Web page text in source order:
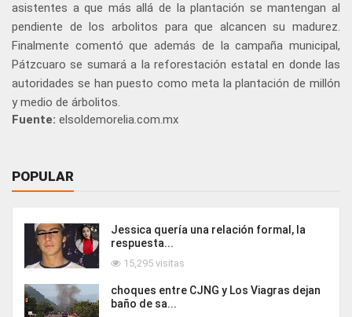
asistentes a que más allá de la plantación se mantengan al
pendiente de los arbolitos para que alcancen su madurez.
Finalmente comentó que además de la campaña municipal,
Pátzcuaro se sumará a la reforestación estatal en donde las
autoridades se han puesto como meta la plantación de millón
y medio de árbolitos.
Fuente: elsoldemorelia.com.mx
POPULAR
Jessica quería una relación formal, la
respuesta...
15,295 visitas
choques entre CJNG y Los Viagras dejan
baño de sa...